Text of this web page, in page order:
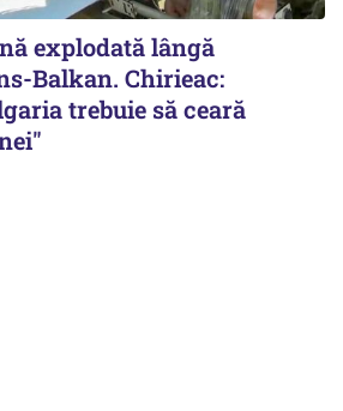
explodată lângă
Balkan. Chirieac:
trebuie să ceară